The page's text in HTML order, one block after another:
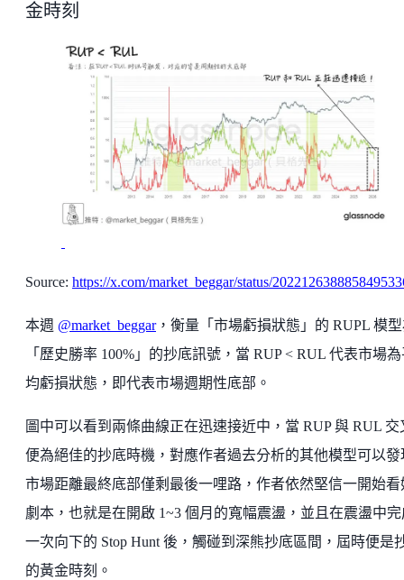
金時刻
Source: https://x.com/market_beggar/status/
本週 @market_beggar，衡量「市場虧損狀態」的 RUPL 模
「歷史勝率 100%」的抄底訊號，當 RUP < RUL 代表市場
均虧損狀態，即代表市場週期性底部。
圖中可以看到兩條曲線正在迅速接近中，當 RUP 與 RUL 交
便為絕佳的抄底時機，對應作者過去分析的其他模型可以發
市場距離最終底部僅剩最後一哩路，作者依然堅信一開始看
劇本，也就是在開啟 1~3 個月的寬幅震盪，並且在震盪中完
一次向下的 Stop Hunt 後，觸碰到深熊抄底區間，屆時便是
的黃金時刻。